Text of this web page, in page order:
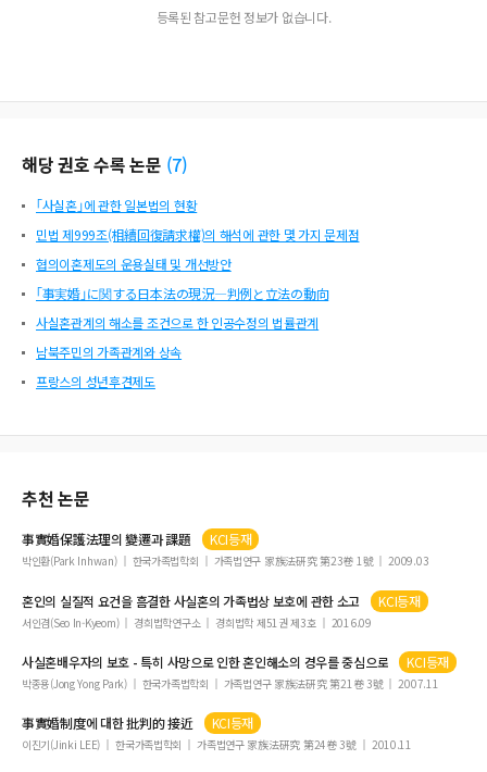
등록된 참고문헌 정보가 없습니다.
해당 권호 수록 논문 (7)
｢사실혼｣에 관한 일본법의 현황
민법 제999조(相續回復請求權)의 해석에 관한 몇 가지 문제점
협의이혼제도의 운용실태 및 개선방안
｢事実婚｣に関する日本法の現況―判例と立法の動向
사실혼관계의 해소를 조건으로 한 인공수정의 법률관계
남북주민의 가족관계와 상속
프랑스의 성년후견제도
추천 논문
事實婚保護法理의 變遷과 課題 KCI등재
박인환(Park Inhwan) 한국가족법학회 가족법연구 家族法硏究 第23卷 1號 2009.03
혼인의 실질적 요건을 흠결한사실혼의 가족법상 보호에 관한 소고 KCI등재
서인겸(Seo In-Kyeom) 경희법학연구소 경희법학 제51권 제3호 2016.09
사실혼배우자의 보호 - 특히 사망으로 인한 혼인해소의 경우를 중심으로 KCI등재
박종용(Jong Yong Park) 한국가족법학회 가족법연구 家族法硏究 第21卷 3號 2007.11
事實婚制度에 대한 批判的 接近 KCI등재
이진기(Jinki LEE) 한국가족법학회 가족법연구 家族法硏究 第24卷 3號 2010.11